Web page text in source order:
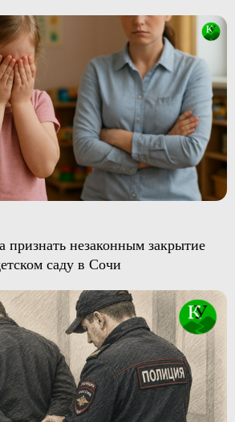
признать незаконным закрытие
саду в Сочи